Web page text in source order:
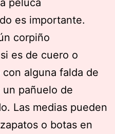
es importante.
corpiño
es de cuero o
alguna falda de
pañuelo de
Las medias pueden
o botas en